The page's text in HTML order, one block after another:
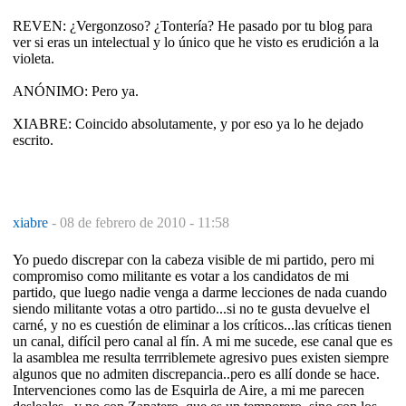
REVEN: ¿Vergonzoso? ¿Tontería? He pasado por tu blog para
ver si eras un intelectual y lo único que he visto es erudición a la
violeta.
ANÓNIMO: Pero ya.
XIABRE: Coincido absolutamente, y por eso ya lo he dejado
escrito.
xiabre - 08 de febrero de 2010 - 11:58
Yo puedo discrepar con la cabeza visible de mi partido, pero mi
compromiso como militante es votar a los candidatos de mi
partido, que luego nadie venga a darme lecciones de nada cuando
siendo militante votas a otro partido...si no te gusta devuelve el
carné, y no es cuestión de eliminar a los críticos...las críticas tienen
un canal, difícil pero canal al fín. A mi me sucede, ese canal que es
la asamblea me resulta terrriblemete agresivo pues existen siempre
algunos que no admiten discrepancia..pero es allí donde se hace.
Intervenciones como las de Esquirla de Aire, a mi me parecen